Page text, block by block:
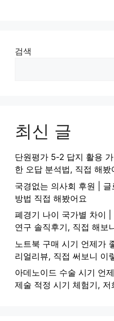
검색
최신 글
단원평가 5-2 답지 활용
한 오답 분석법, 직접 해봤
국경없는 의사회 후원 |
방법 직접 해봤어요
폐경기 나이 국가별 차이
연구 솔직후기, 직접 해보
노트북 구매 시기 언제가
리얼리뷰, 직접 써보니 이
아데노이드 수술 시기 언
제술 적정 시기 체험기, 저